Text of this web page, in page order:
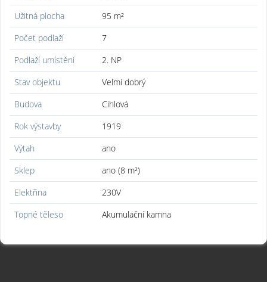
Užitná plocha
95 m²
Počet podlaží
7
Podlaží umístění
2. NP
Stav objektu
Velmi dobrý
Budova
Cihlová
Rok výstavby
1919
Výtah
ano
Sklep
ano (8 m²)
Elektřina
230V
Topné těleso
Akumulační kamna